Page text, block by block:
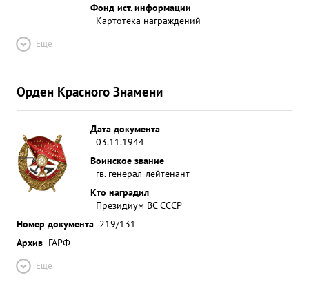
Фонд ист. информации
Картотека награждений
Ещё
Орден Красного Знамени
Дата документа
03.11.1944
Воинское звание
гв. генерал-лейтенант
Кто наградил
Президиум ВС СССР
Номер документа 219/131
Архив ГАРФ
Ещё